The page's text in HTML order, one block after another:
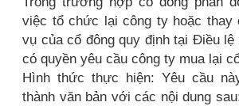
việc tổ chức lại công ty hoặc thay
vụ của cổ đông quy định tại Điều lệ
có quyền yêu cầu công ty mua lại
Hình thức thực hiện: Yêu cầu
thành văn bản với các nội dung